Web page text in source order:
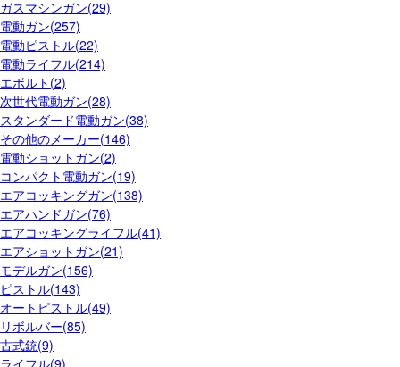
ガスマシンガン(29)
電動ガン(257)
電動ピストル(22)
電動ライフル(214)
エボルト(2)
次世代電動ガン(28)
スタンダード電動ガン(38)
その他のメーカー(146)
電動ショットガン(2)
コンパクト電動ガン(19)
エアコッキングガン(138)
エアハンドガン(76)
エアコッキングライフル(41)
エアショットガン(21)
モデルガン(156)
ピストル(143)
オートピストル(49)
リボルバー(85)
古式銃(9)
ライフル(9)